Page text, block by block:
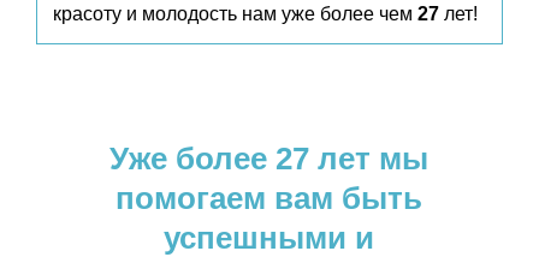
красоту и молодость нам уже более чем 27 лет!
Уже более 27 лет мы
помогаем вам быть
успешными и